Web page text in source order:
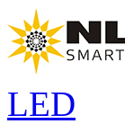
LED